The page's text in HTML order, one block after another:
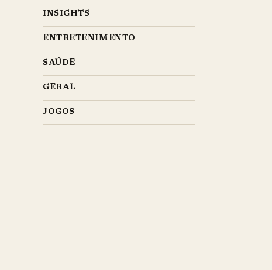
INSIGHTS
ENTRETENIMENTO
SAÚDE
GERAL
JOGOS